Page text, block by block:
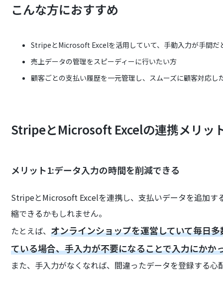
こんな方におすすめ
StripeとMicrosoft Excelを活用していて、手動入力が手間だ
売上データの管理をスピーディーに行いたい方
顧客ごとの支払い履歴を一元管理し、スムーズに顧客対応し
StripeとMicrosoft Excelの連携メリッ
メリット1:データ入力の時間を削減できる
StripeとMicrosoft Excelを連携し、支払いデータを追加す
縮できるかもしれません。
たとえば、オンラインショップを運営していて毎日
ている場合、手入力が不要になることで入力にかか
また、手入力がなくなれば、間違ったデータを登録する心